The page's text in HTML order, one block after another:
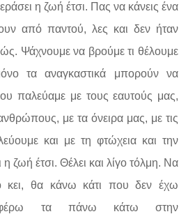
η ζωή έτσι. Πας να κάνεις ένα
από παντού, λες και δεν ήταν
Ψάχνουμε να βρούμε τι θέλουμε
τα αναγκαστικά μπορούν να
παλεύαμε με τους εαυτούς μας,
με τα όνειρα μας, με τις
και με τη φτώχεια και την
η ζωή έτσι. Θέλει και λίγο τόλμη. Να
θα κάνω κάτι που δεν έχω
φέρω τα πάνω κάτω στην